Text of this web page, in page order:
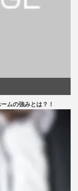
ムの強みとは？！